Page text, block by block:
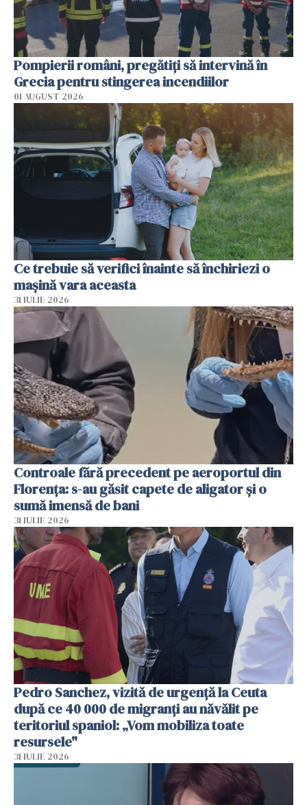
Pompierii români, pregătiţi să intervină în
Grecia pentru stingerea incendiilor
01 AUGUST 2026
Ce trebuie să verifici înainte să închiriezi o
mașină vara aceasta
31 IULIE 2026
Controale fără precedent pe aeroportul din
Florența: s-au găsit capete de aligator și o
sumă imensă de bani
31 IULIE 2026
Pedro Sanchez, vizită de urgență la Ceuta
după ce 40 000 de migranți au năvălit pe
teritoriul spaniol: „Vom mobiliza toate
resursele"
31 IULIE 2026